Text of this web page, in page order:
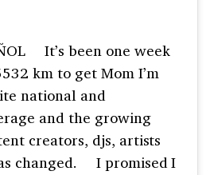
⠀ It’s been one week
km to get Mom I’m
national and
and the growing
creators, djs, artists
changed. ⠀ I promised I